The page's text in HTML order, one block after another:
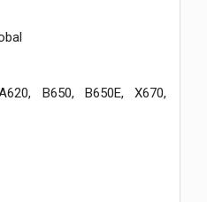
B650, B650E, X670,